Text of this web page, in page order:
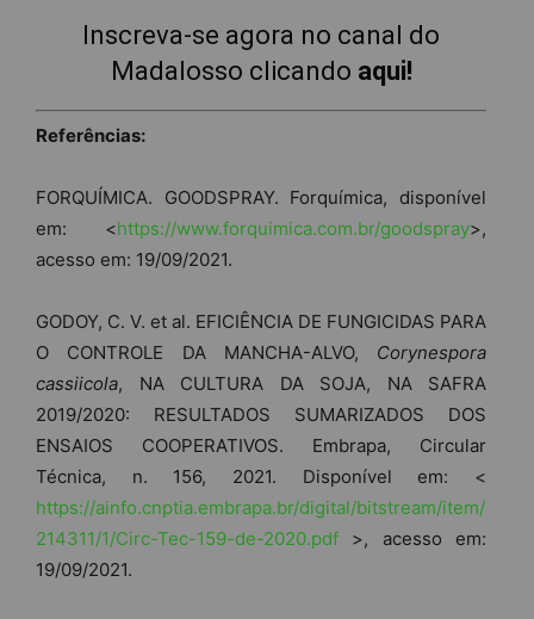
Inscreva-se agora no canal do
Madalosso clicando aqui!
Referências:
FORQUÍMICA. GOODSPRAY. Forquímica, disponível
em: <https://www.forquimica.com.br/goodspray>,
acesso em: 19/09/2021.
GODOY, C. V. et al. EFICIÊNCIA DE FUNGICIDAS PARA
O CONTROLE DA MANCHA-ALVO, Corynespora
cassiicola, NA CULTURA DA SOJA, NA SAFRA
2019/2020: RESULTADOS SUMARIZADOS DOS
ENSAIOS COOPERATIVOS. Embrapa, Circular
Técnica, n. 156, 2021. Disponível em: <
https://ainfo.cnptia.embrapa.br/digital/bitstream/item/
214311/1/Circ-Tec-159-de-2020.pdf >, acesso em:
19/09/2021.